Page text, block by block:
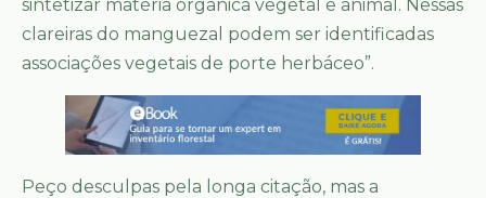
sintetizar matéria orgânica vegetal e animal. Nessas
clareiras do manguezal podem ser identificadas
associações vegetais de porte herbáceo”.
Peço desculpas pela longa citação, mas a